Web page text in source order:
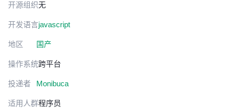
开源组织无
开发语言javascript
地区 国产
操作系统跨平台
投递者 Monibuca
适用人群程序员